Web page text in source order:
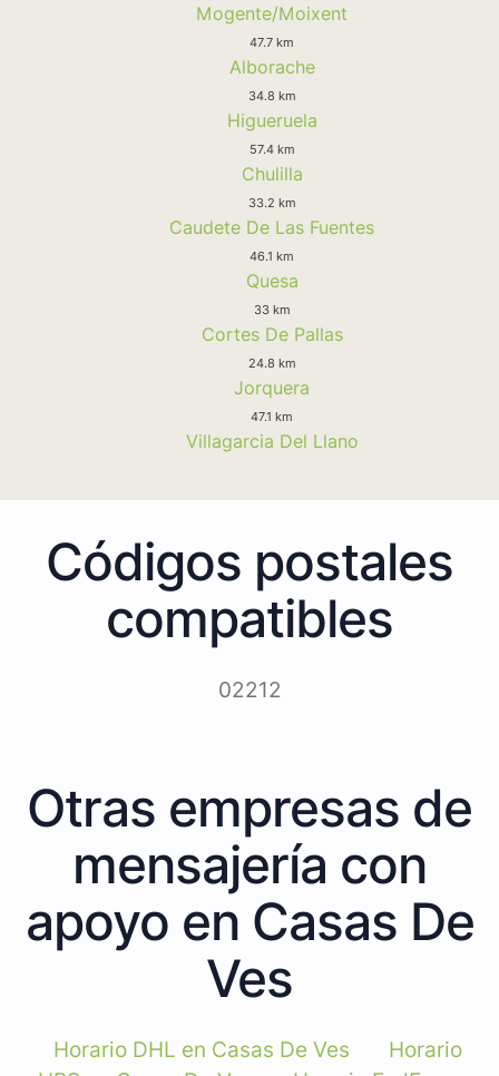
Mogente/Moixent
47.7 km
Alborache
34.8 km
Higueruela
57.4 km
Chulilla
33.2 km
Caudete De Las Fuentes
46.1 km
Quesa
33 km
Cortes De Pallas
24.8 km
Jorquera
47.1 km
Villagarcia Del Llano
Códigos postales
compatibles
02212
Otras empresas de
mensajería con
apoyo en Casas De
Ves
Horario DHL en Casas De Ves
Horario